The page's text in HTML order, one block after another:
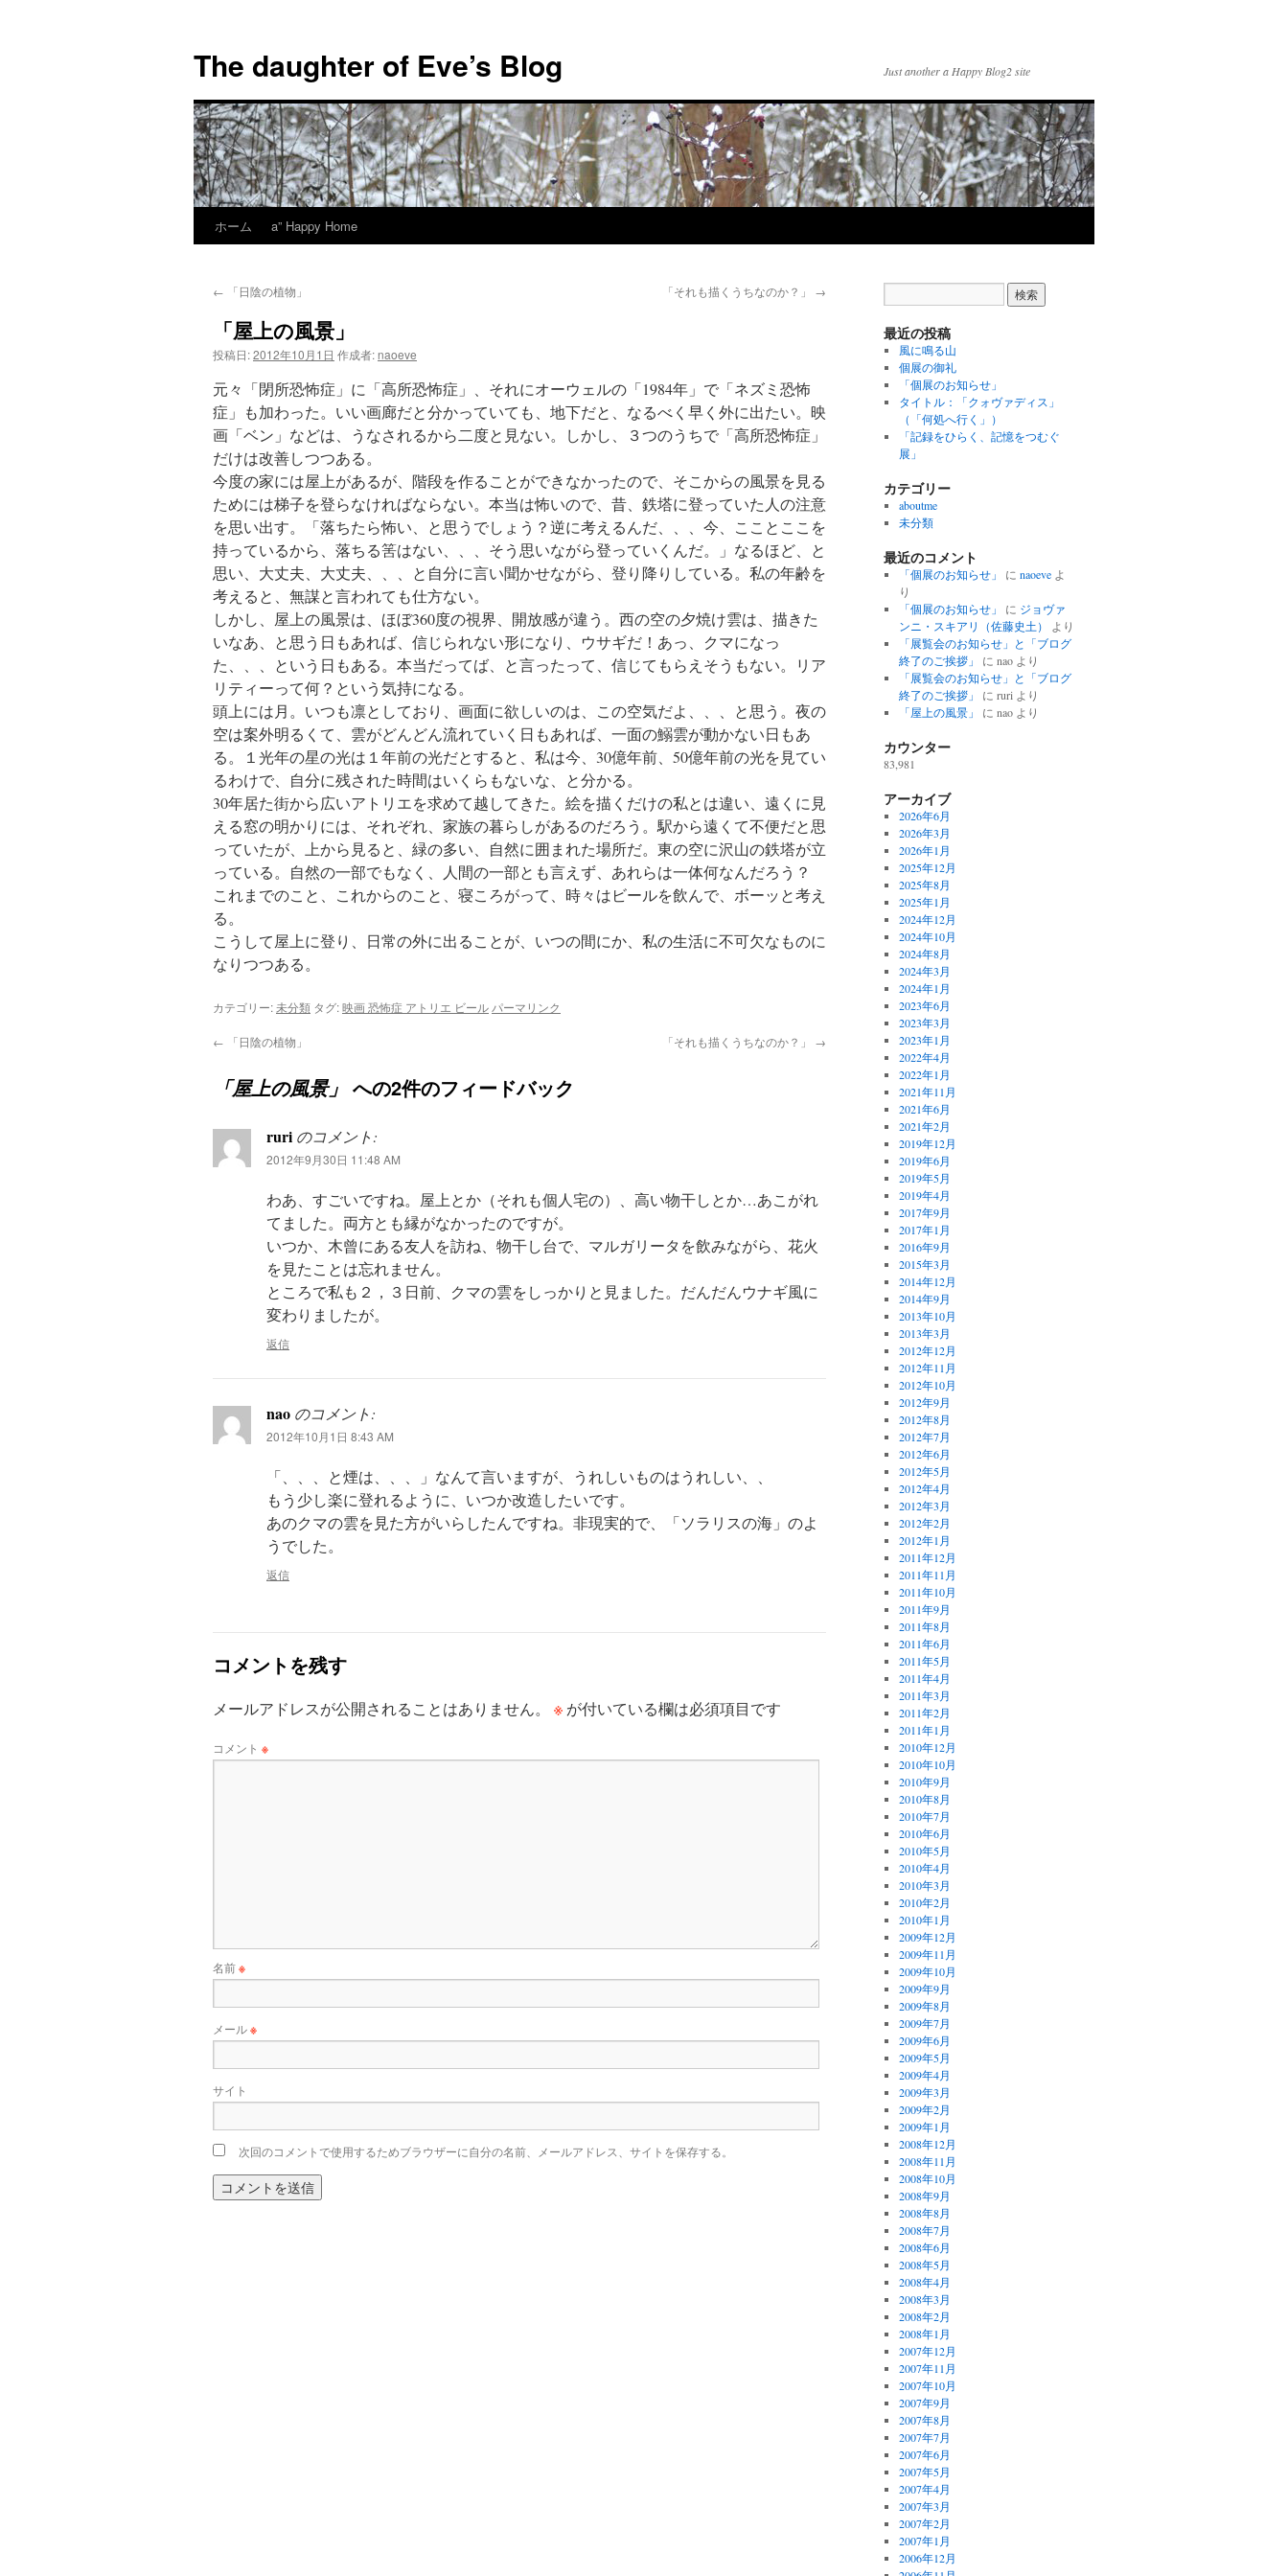
テ
ン
へ
ス
キ
ッ
プ
The daughter of Eve’s Blog Just another a Happy Blog2 site
ホーム a” Happy Home
← 「日陰の植物」 「それも描くうちなのか？」 →
「屋上の風景」
投稿日:2012年10月1日 作成者: naoeve
元々「閉所恐怖症」に「高所恐怖症」、それにオーウェルの「1984年」で「ネズミ恐怖
症」も加わった。いい画廊だと分かっていても、地下だと、なるべく早く外に出たい。映
画「ベン」などは、うなされるから二度と見ない。しかし、３つのうちで「高所恐怖症」
だけは改善しつつある。
今度の家には屋上があるが、階段を作ることができなかったので、そこからの風景を見る
ためには梯子を登らなければならない。本当は怖いので、昔、鉄塔に登っていた人の注意
を思い出す。「落ちたら怖い、と思うでしょう？逆に考えるんだ、、、今、こことここを
持っているから、落ちる筈はない、、、そう思いながら登っていくんだ。」なるほど、と
思い、大丈夫、大丈夫、、、と自分に言い聞かせながら、登り降りしている。私の年齢を
考えると、無謀と言われても仕方ない。
しかし、屋上の風景は、ほぼ360度の視界、開放感が違う。西の空の夕焼け雲は、描きた
いなあ、と思う日もあれば、信じられない形になり、ウサギだ！あっ、クマになっ
た、、、という日もある。本当だってば、と言ったって、信じてもらえそうもない。リア
リティーって何？という気持になる。
頭上には月。いつも凛としており、画面に欲しいのは、この空気だよ、、、と思う。夜の
空は案外明るくて、雲がどんどん流れていく日もあれば、一面の鰯雲が動かない日もあ
る。１光年の星の光は１年前の光だとすると、私は今、30億年前、50億年前の光を見てい
るわけで、自分に残された時間はいくらもないな、と分かる。
30年居た街から広いアトリエを求めて越してきた。絵を描くだけの私とは違い、遠くに見
える窓の明かりには、それぞれ、家族の暮らしがあるのだろう。駅から遠くて不便だと思
っていたが、上から見ると、緑の多い、自然に囲まれた場所だ。東の空に沢山の鉄塔が立
っている。自然の一部でもなく、人間の一部とも言えず、あれらは一体何なんだろう？
これまでのこと、これからのこと、寝ころがって、時々はビールを飲んで、ボーッと考え
る。
こうして屋上に登り、日常の外に出ることが、いつの間にか、私の生活に不可欠なものに
なりつつある。
カテゴリー:未分類 タグ:映画 恐怖症 アトリエ ビール パーマリンク
← 「日陰の植物」 「それも描くうちなのか？」 →
「屋上の風景」 への2件のフィードバック
ruri のコメント:
2012年9月30日 11:48 AM
わあ、すごいですね。屋上とか（それも個人宅の）、高い物干しとか…あこがれ
てました。両方とも縁がなかったのですが。
いつか、木曾にある友人を訪ね、物干し台で、マルガリータを飲みながら、花火
を見たことは忘れません。
ところで私も２，３日前、クマの雲をしっかりと見ました。だんだんウナギ風に
変わりましたが。
返信
nao のコメント:
2012年10月1日 8:43 AM
「、、、と煙は、、、」なんて言いますが、うれしいものはうれしい、、
もう少し楽に登れるように、いつか改造したいです。
あのクマの雲を見た方がいらしたんですね。非現実的で、「ソラリスの海」のよ
うでした。
返信
コメントを残す
メールアドレスが公開されることはありません。 ※ が付いている欄は必須項目です
コメント ※
名前※
メール※
サイト
次回のコメントで使用するためブラウザーに自分の名前、メールアドレス、サイトを保存する。
最近の投稿
風に鳴る山
個展の御礼
「個展のお知らせ」
タイトル：「クォヴァディス」
（「何処へ行く」）
「記録をひらく、記憶をつむぐ
展」
カテゴリー
aboutme
未分類
最近のコメント
「個展のお知らせ」 に naoeveよ
り
「個展のお知らせ」
に ジョヴァ
ンニ・スキアリ（佐藤史土）
より
「展覧会のお知らせ」と「ブログ
終了のご挨拶」
に naoより
「展覧会のお知らせ」と「ブログ
終了のご挨拶」
に ruri より
「屋上の風景」
に naoより
カウンター
83,981
アーカイブ
2026年6月
2026年3月
2026年1月
2025年12月
2025年8月
2025年1月
2024年12月
2024年10月
2024年8月
2024年3月
2024年1月
2023年6月
2023年3月
2023年1月
2022年4月
2022年1月
2021年11月
2021年6月
2021年2月
2019年12月
2019年6月
2019年5月
2019年4月
2017年9月
2017年1月
2016年9月
2015年3月
2014年12月
2014年9月
2013年10月
2013年3月
2012年12月
2012年11月
2012年10月
2012年9月
2012年8月
2012年7月
2012年6月
2012年5月
2012年4月
2012年3月
2012年2月
2012年1月
2011年12月
2011年11月
2011年10月
2011年9月
2011年8月
2011年6月
2011年5月
2011年4月
2011年3月
2011年2月
2011年1月
2010年12月
2010年10月
2010年9月
2010年8月
2010年7月
2010年6月
2010年5月
2010年4月
2010年3月
2010年2月
2010年1月
2009年12月
2009年11月
2009年10月
2009年9月
2009年8月
2009年7月
2009年6月
2009年5月
2009年4月
2009年3月
2009年2月
2009年1月
2008年12月
2008年11月
2008年10月
2008年9月
2008年8月
2008年7月
2008年6月
2008年5月
2008年4月
2008年3月
2008年2月
2008年1月
2007年12月
2007年11月
2007年10月
2007年9月
2007年8月
2007年7月
2007年6月
2007年5月
2007年4月
2007年3月
2007年2月
2007年1月
2006年12月